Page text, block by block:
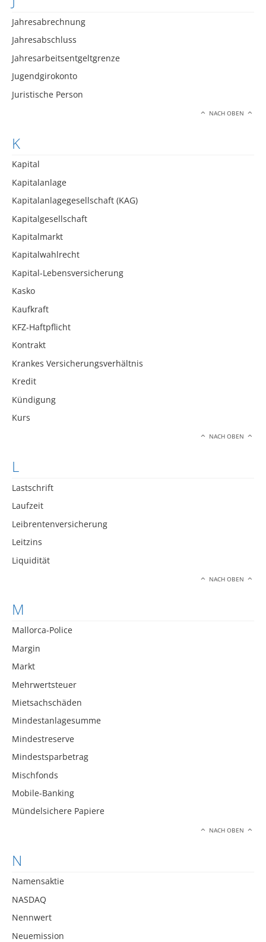
Jahresabrechnung
Jahresabschluss
Jahresarbeitsentgeltgrenze
Jugendgirokonto
Juristische Person
NACH OBEN
K
Kapital
Kapitalanlage
Kapitalanlagegesellschaft (KAG)
Kapitalgesellschaft
Kapitalmarkt
Kapitalwahlrecht
Kapital-Lebensversicherung
Kasko
Kaufkraft
KFZ-Haftpflicht
Kontrakt
Krankes Versicherungsverhältnis
Kredit
Kündigung
Kurs
NACH OBEN
L
Lastschrift
Laufzeit
Leibrentenversicherung
Leitzins
Liquidität
NACH OBEN
M
Mallorca-Police
Margin
Markt
Mehrwertsteuer
Mietsachschäden
Mindestanlagesumme
Mindestreserve
Mindestsparbetrag
Mischfonds
Mobile-Banking
Mündelsichere Papiere
NACH OBEN
N
Namensaktie
NASDAQ
Nennwert
Neuemission